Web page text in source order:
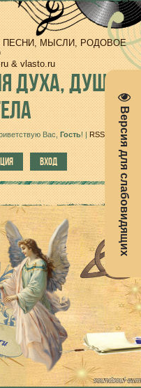
Версия для слабовидящих
ПЕСНИ, МЫСЛИ, РОДОВОЕ
& vlasto.ru
ДУХА, ДУШИ,
Вас Гость!| RSS
ВХОД